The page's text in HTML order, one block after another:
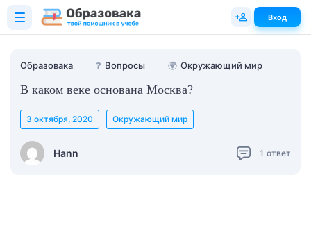
Образовака ❓ Вопросы 🌍 Окружающий мир
В каком веке основана Москва?
Hann
3 октября, 2020 Окружающий мир
1 ответ
Вход